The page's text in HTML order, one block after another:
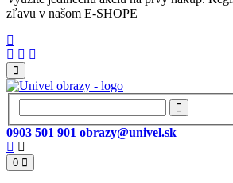
zľavu v našom E-SHOPE
0903 501 901 obrazy@univel.sk
0